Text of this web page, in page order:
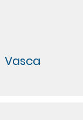
Vasca